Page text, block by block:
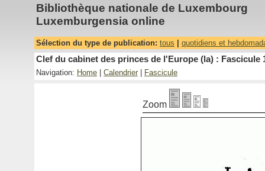
Bibliothèque nationale de Luxembourg
Luxemburgensia online
Sélection du type de publication: tous quotidiens et
Clef du cabinet des princes de l'Europe (la) : Fascicule
Navigation: Home Calendrier Fascicule
Zoom